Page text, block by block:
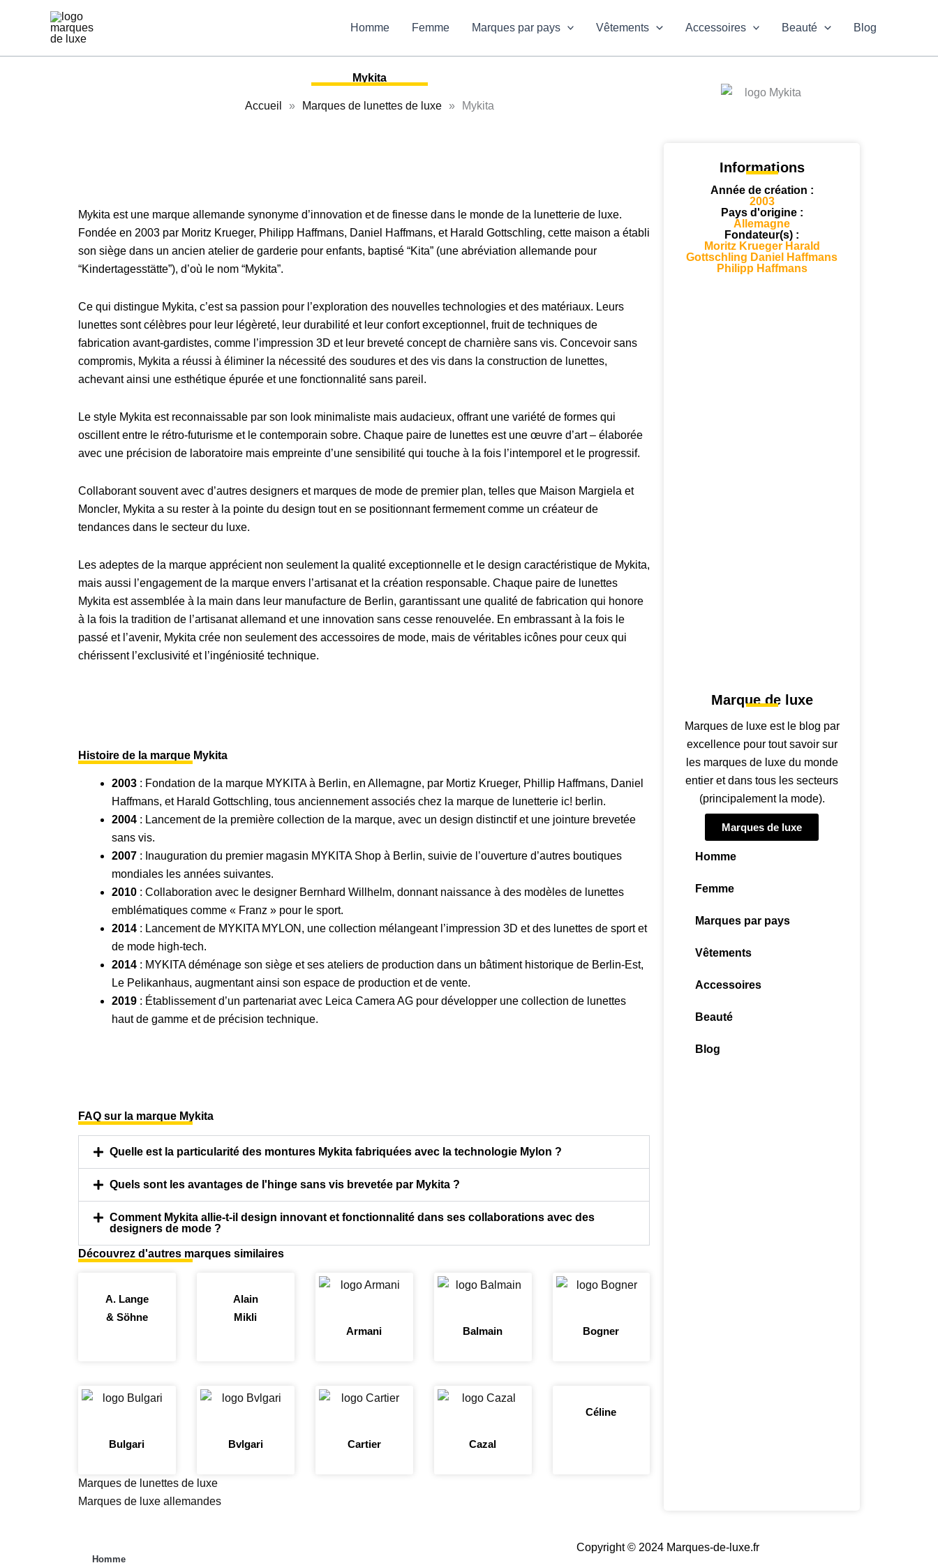
Homme Femme Marques par pays Vêtements Accessoires Beauté Blog
Mykita
Accueil » Marques de lunettes de luxe » Mykita
Mykita est une marque allemande synonyme d’innovation et de finesse dans le monde de la lunetterie de luxe.
Fondée en 2003 par Moritz Krueger, Philipp Haffmans, Daniel Haffmans, et Harald Gottschling, cette maison a établi
son siège dans un ancien atelier de garderie pour enfants, baptisé “Kita” (une abréviation allemande pour
“Kindertagesstätte”), d’où le nom “Mykita”.
Ce qui distingue Mykita, c’est sa passion pour l’exploration des nouvelles technologies et des matériaux. Leurs
lunettes sont célèbres pour leur légèreté, leur durabilité et leur confort exceptionnel, fruit de techniques de
fabrication avant-gardistes, comme l’impression 3D et leur breveté concept de charnière sans vis. Concevoir sans
compromis, Mykita a réussi à éliminer la nécessité des soudures et des vis dans la construction de lunettes,
achevant ainsi une esthétique épurée et une fonctionnalité sans pareil.
Le style Mykita est reconnaissable par son look minimaliste mais audacieux, offrant une variété de formes qui
oscillent entre le rétro-futurisme et le contemporain sobre. Chaque paire de lunettes est une œuvre d’art – élaborée
avec une précision de laboratoire mais empreinte d’une sensibilité qui touche à la fois l’intemporel et le progressif.
Collaborant souvent avec d’autres designers et marques de mode de premier plan, telles que Maison Margiela et
Moncler, Mykita a su rester à la pointe du design tout en se positionnant fermement comme un créateur de
tendances dans le secteur du luxe.
Les adeptes de la marque apprécient non seulement la qualité exceptionnelle et le design caractéristique de Mykita,
mais aussi l’engagement de la marque envers l’artisanat et la création responsable. Chaque paire de lunettes
Mykita est assemblée à la main dans leur manufacture de Berlin, garantissant une qualité de fabrication qui honore
à la fois la tradition de l’artisanat allemand et une innovation sans cesse renouvelée. En embrassant à la fois le
passé et l’avenir, Mykita crée non seulement des accessoires de mode, mais de véritables icônes pour ceux qui
chérissent l’exclusivité et l’ingéniosité technique.
Histoire de la marque Mykita
2003 : Fondation de la marque MYKITA à Berlin, en Allemagne, par Mortiz Krueger, Phillip Haffmans, Daniel
Haffmans, et Harald Gottschling, tous anciennement associés chez la marque de lunetterie ic! berlin.
2004 : Lancement de la première collection de la marque, avec un design distinctif et une jointure brevetée
sans vis.
2007 : Inauguration du premier magasin MYKITA Shop à Berlin, suivie de l’ouverture d’autres boutiques
mondiales les années suivantes.
2010 : Collaboration avec le designer Bernhard Willhelm, donnant naissance à des modèles de lunettes
emblématiques comme « Franz » pour le sport.
2014 : Lancement de MYKITA MYLON, une collection mélangeant l’impression 3D et des lunettes de sport et
de mode high-tech.
2014 : MYKITA déménage son siège et ses ateliers de production dans un bâtiment historique de Berlin-Est,
Le Pelikanhaus, augmentant ainsi son espace de production et de vente.
2019 : Établissement d’un partenariat avec Leica Camera AG pour développer une collection de lunettes
haut de gamme et de précision technique.
FAQ sur la marque Mykita
Quelle est la particularité des montures Mykita fabriquées avec la technologie Mylon ?
Quels sont les avantages de l'hinge sans vis brevetée par Mykita ?
Comment Mykita allie-t-il design innovant et fonctionnalité dans ses collaborations avec des
designers de mode ?
Découvrez d'autres marques similaires
A. Lange
& Söhne
Alain
Mikli
Armani
Balmain Bogner
Bulgari Bvlgari Cartier Cazal
Céline
Marques de lunettes de luxe
Marques de luxe allemandes
Informations
Année de création :
2003
Pays d'origine :
Allemagne
Fondateur(s) :
Moritz Krueger Harald
Gottschling Daniel Haffmans
Philipp Haffmans
Marque de luxe
Marques de luxe est le blog par
excellence pour tout savoir sur
les marques de luxe du monde
entier et dans tous les secteurs
(principalement la mode).
Marques de luxe
Homme
Femme
Marques par pays
Vêtements
Accessoires
Beauté
Blog
Homme
Copyright © 2024 Marques-de-luxe.fr